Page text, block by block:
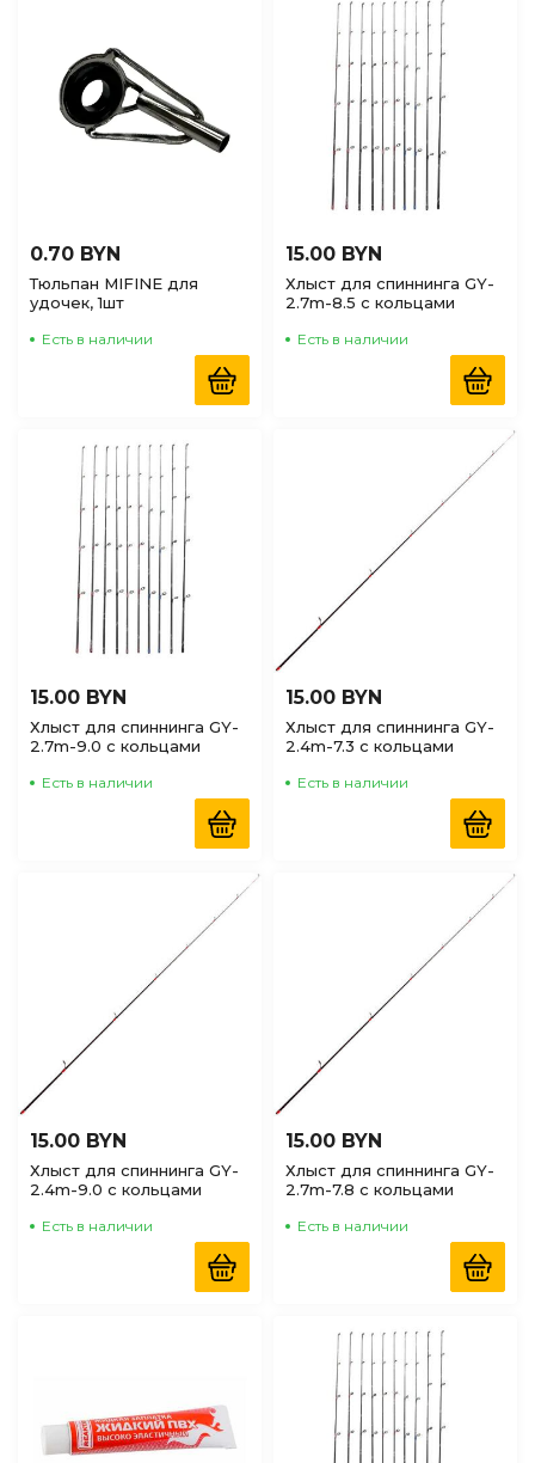
0.70 BYN
Тюльпан MIFINE для
удочек, 1шт
Есть в наличии
15.00 BYN
Хлыст для спиннинга GY-
2.7m-8.5 с кольцами
Есть в наличии
15.00 BYN
Хлыст для спиннинга GY-
2.7m-9.0 с кольцами
Есть в наличии
15.00 BYN
Хлыст для спиннинга GY-
2.4m-7.3 с кольцами
Есть в наличии
15.00 BYN
Хлыст для спиннинга GY-
2.4m-9.0 с кольцами
Есть в наличии
15.00 BYN
Хлыст для спиннинга GY-
2.7m-7.8 с кольцами
Есть в наличии